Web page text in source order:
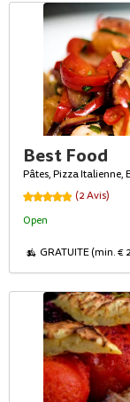
Best Food
Pâtes, Pizza Italienne,
(2 Avis)
Open
GRATUITE (min. €